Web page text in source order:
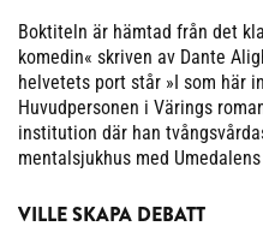
Boktiteln är hämtad från det
komedin« skriven av Dante
helvetets port står »I som här
Huvudpersonen i Värings
institution där han
mentalsjukhus med
VILLE SKAPA DEBATT